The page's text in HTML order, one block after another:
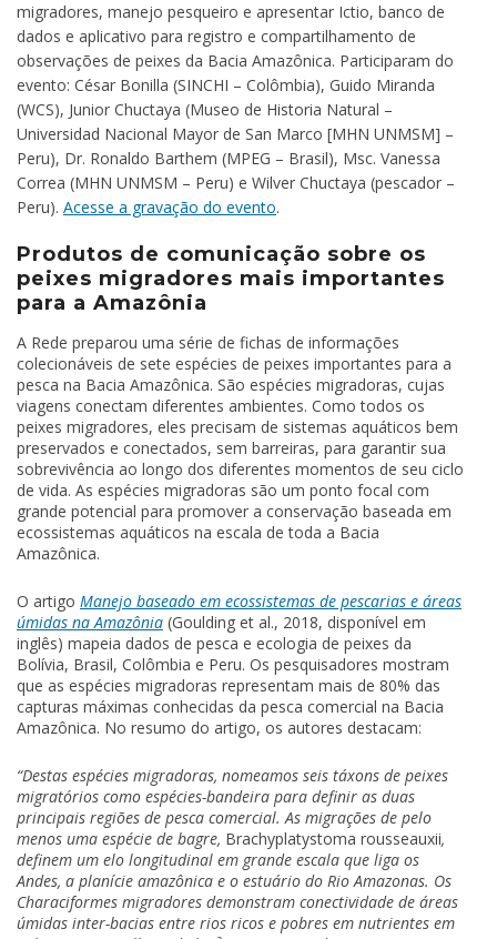
migradores, manejo pesqueiro e apresentar Ictio, banco de
dados e aplicativo para registro e compartilhamento de
observações de peixes da Bacia Amazônica. Participaram do
evento: César Bonilla (SINCHI – Colômbia), Guido Miranda
(WCS), Junior Chuctaya (Museo de Historia Natural –
Universidad Nacional Mayor de San Marco [MHN UNMSM] –
Peru), Dr. Ronaldo Barthem (MPEG – Brasil), Msc. Vanessa
Correa (MHN UNMSM – Peru) e Wilver Chuctaya (pescador –
Peru). Acesse a gravação do evento.
Produtos de comunicação sobre os
peixes migradores mais importantes
para a Amazônia
A Rede preparou uma série de fichas de informações
colecionáveis de sete espécies de peixes importantes para a
pesca na Bacia Amazônica. São espécies migradoras, cujas
viagens conectam diferentes ambientes. Como todos os
peixes migradores, eles precisam de sistemas aquáticos bem
preservados e conectados, sem barreiras, para garantir sua
sobrevivência ao longo dos diferentes momentos de seu ciclo
de vida. As espécies migradoras são um ponto focal com
grande potencial para promover a conservação baseada em
ecossistemas aquáticos na escala de toda a Bacia
Amazônica.
O artigo Manejo baseado em ecossistemas de pescarias e áreas
úmidas na Amazônia (Goulding et al., 2018, disponível em
inglês) mapeia dados de pesca e ecologia de peixes da
Bolívia, Brasil, Colômbia e Peru. Os pesquisadores mostram
que as espécies migradoras representam mais de 80% das
capturas máximas conhecidas da pesca comercial na Bacia
Amazônica. No resumo do artigo, os autores destacam:
“Destas espécies migradoras, nomeamos seis táxons de peixes
migratórios como espécies-bandeira para definir as duas
principais regiões de pesca comercial. As migrações de pelo
menos uma espécie de bagre, Brachyplatystoma rousseauxii,
definem um elo longitudinal em grande escala que liga os
Andes, a planície amazônica e o estuário do Rio Amazonas. Os
Characiformes migradores demonstram conectividade de áreas
úmidas inter-bacias entre rios ricos e pobres em nutrientes em